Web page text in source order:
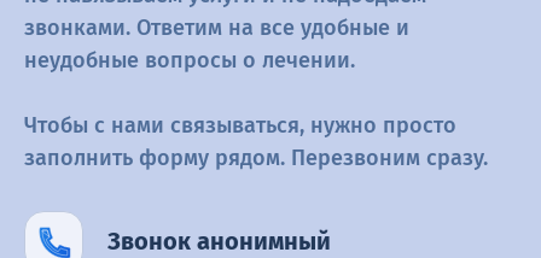
звонками. Ответим на все удобные и
неудобные вопросы о лечении.
Чтобы с нами связываться, нужно просто
заполнить форму рядом. Перезвоним сразу.
Звонок анонимный